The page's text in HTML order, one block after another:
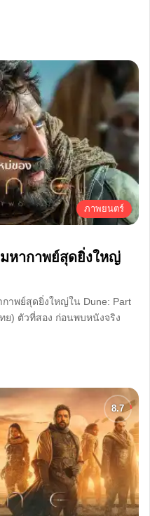
ภาพยนตร์
หากาพย์สุดยิ่งใหญ่
าพย์สุดยิ่งใหญ่ใน Dune: Part
ย) ตัวที่สอง ก่อนพบหนังจริง